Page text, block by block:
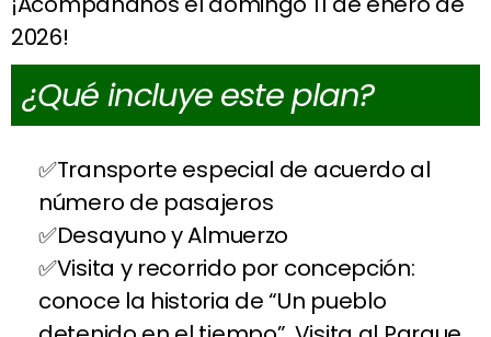
2026!
¿Qué incluye este plan?
Transporte especial de acuerdo al
número de pasajeros
Desayuno y Almuerzo
Visita y recorrido por concepción:
conoce la historia de “Un pueblo